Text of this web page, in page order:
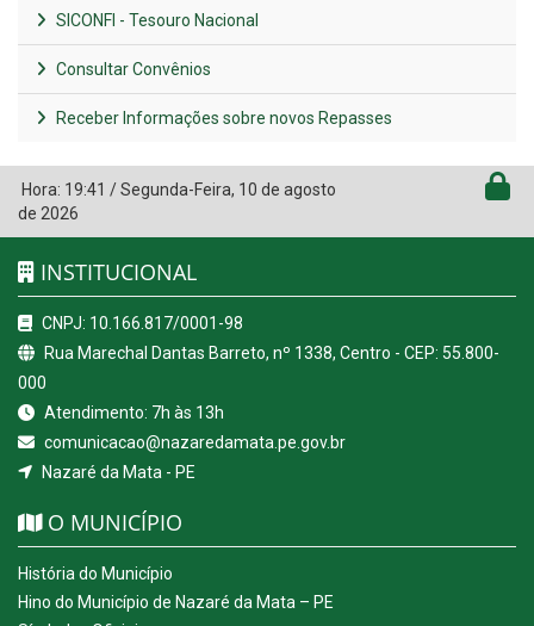
SICONFI - Tesouro Nacional
Consultar Convênios
Receber Informações sobre novos Repasses
Hora: 19:41 /Segunda-Feira, 10 de agosto
de 2026
INSTITUCIONAL
CNPJ: 10.166.817/0001-98
Rua Marechal Dantas Barreto, nº 1338, Centro - CEP: 55.800-
000
Atendimento: 7h às 13h
comunicacao@nazaredamata.pe.gov.br
Nazaré da Mata - PE
O MUNICÍPIO
História do Município
Hino do Município de Nazaré da Mata – PE